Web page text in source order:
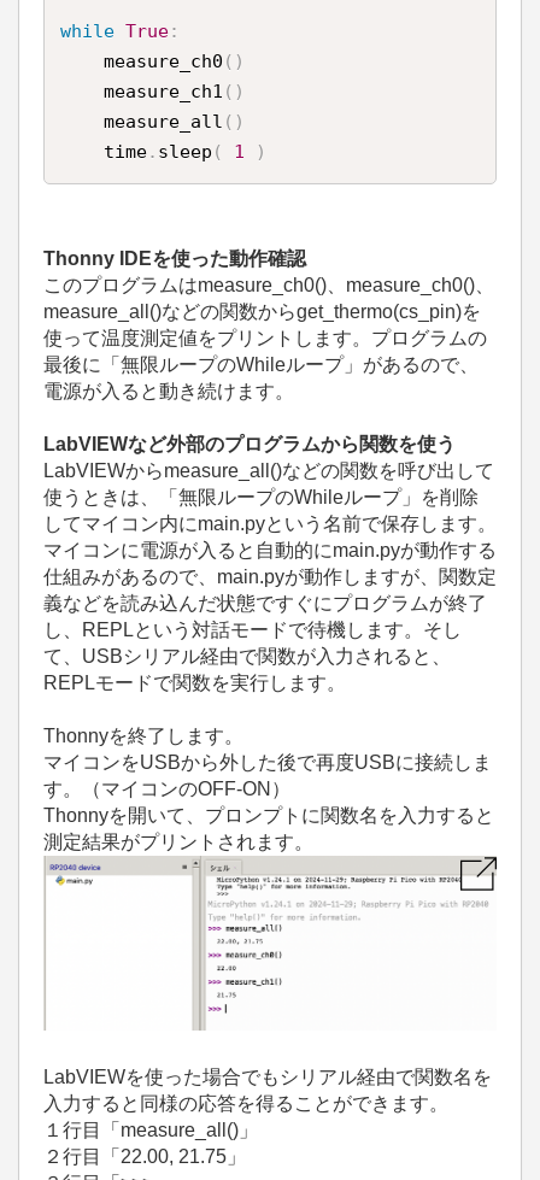
while True:
    measure_ch0
( )
    measure_ch1
( )
    measure_all
( )
    time
. sleep ( 1 )
Thonny IDEを使った動作確認
このプログラムはmeasure_ch0()、measure_ch0()、
measure_all()などの関数からget_thermo(cs_pin)を
使って温度測定値をプリントします。プログラムの
最後に「無限ループのWhileループ」があるので、
電源が入ると動き続けます。
LabVIEWなど外部のプログラムから関数を使う
LabVIEWからmeasure_all()などの関数を呼び出して
使うときは、「無限ループのWhileループ」を削除
してマイコン内にmain.pyという名前で保存します。
マイコンに電源が入ると自動的にmain.pyが動作する
仕組みがあるので、main.pyが動作しますが、関数定
義などを読み込んだ状態ですぐにプログラムが終了
し、REPLという対話モードで待機します。そし
て、USBシリアル経由で関数が入力されると、
REPLモードで関数を実行します。
Thonnyを終了します。
マイコンをUSBから外した後で再度USBに接続しま
す。（マイコンのOFF-ON）
Thonnyを開いて、プロンプトに関数名を入力すると
測定結果がプリントされます。
LabVIEWを使った場合でもシリアル経由で関数名を
入力すると同様の応答を得ることができます。
１行目「measure_all()」
２行目「22.00, 21.75」